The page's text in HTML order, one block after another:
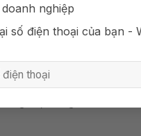
nghiệp
số điện thoại của bạn -
Hơn
hệ điều hành khác,
ứng dụng IOS mất ít
gian, cũng như tối